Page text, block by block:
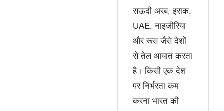
सऊदी अरब, इराक,
UAE, नाइजीरिया
और रूस जैसे देशों
से तेल आयात करता
है। किसी एक देश
पर निर्भरता कम
करना भारत की